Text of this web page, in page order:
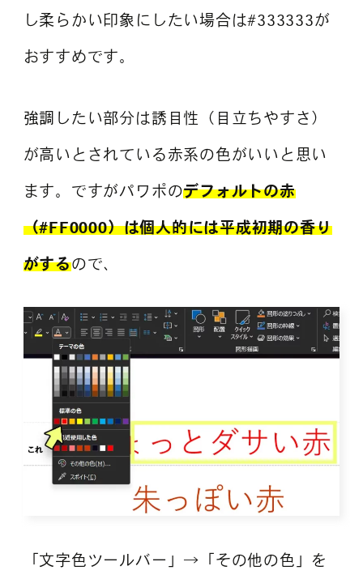
し柔らかい印象にしたい場合は#333333が
おすすめです。
強調したい部分は誘目性（目立ちやすさ）
が高いとされている赤系の色がいいと思い
ます。ですがパワポのデフォルトの赤
（#FF0000）は個人的には平成初期の香り
がするので、
「文字色ツールバー」→「その他の色」を